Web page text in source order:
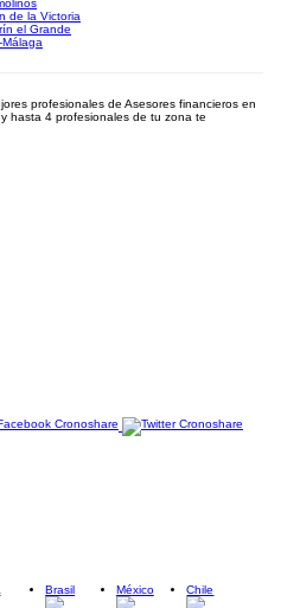
de la Victoria
el Grande
profesionales de Asesores financieros en
hasta 4 profesionales de tu zona te
Brasil México Chile